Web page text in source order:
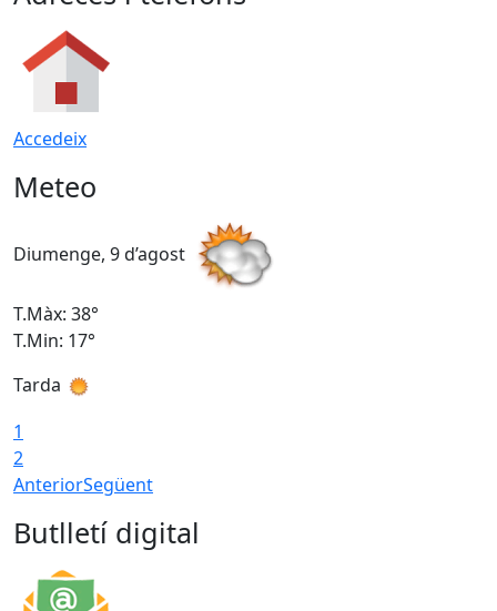
Accedeix
Meteo
Diumenge, 9 d’agost
T.Màx: 38°
T.Min: 17°
Tarda
1
2
AnteriorSegüent
Butlletí digital